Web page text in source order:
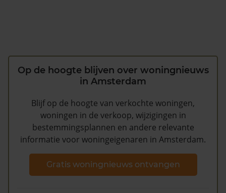
Op de hoogte blijven over woningnieuws
in Amsterdam
Blijf op de hoogte van verkochte woningen,
woningen in de verkoop, wijzigingen in
bestemmingsplannen en andere relevante
informatie voor woningeigenaren in Amsterdam.
Gratis woningnieuws ontvangen